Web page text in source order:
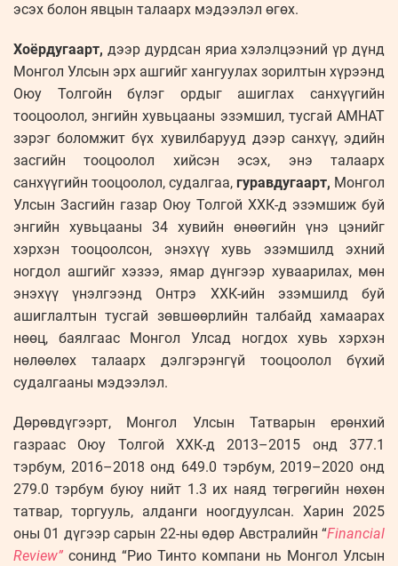
эсэх болон явцын талаарх мэдээлэл өгөх.
Хоёрдугаарт, дээр дурдсан яриа хэлэлцээний үр дүнд
Монгол Улсын эрх ашгийг хангуулах зорилтын хүрээнд
Оюу Толгойн бүлэг ордыг ашиглах санхүүгийн
тооцоолол, энгийн хувьцааны эзэмшил, тусгай АМНАТ
зэрэг боломжит бүх хувилбарууд дээр санхүү, эдийн
засгийн тооцоолол хийсэн эсэх, энэ талаарх
санхүүгийн тооцоолол, судалгаа, гуравдугаарт, Монгол
Улсын Засгийн газар Оюу Толгой ХХК-д эзэмшиж буй
энгийн хувьцааны 34 хувийн өнөөгийн үнэ цэнийг
хэрхэн тооцоолсон, энэхүү хувь эзэмшилд эхний
ногдол ашгийг хэзээ, ямар дүнгээр хуваарилах, мөн
энэхүү үнэлгээнд Онтрэ ХХК-ийн эзэмшилд буй
ашиглалтын тусгай зөвшөөрлийн талбайд хамаарах
нөөц, баялгаас Монгол Улсад ногдох хувь хэрхэн
нөлөөлөх талаарх дэлгэрэнгүй тооцоолол бүхий
судалгааны мэдээлэл.
Дөрөвдүгээрт, Монгол Улсын Татварын ерөнхий
газраас Оюу Толгой ХХК-д 2013–2015 онд 377.1
тэрбум, 2016–2018 онд 649.0 тэрбум, 2019–2020 онд
279.0 тэрбум буюу нийт 1.3 их наяд төгрөгийн нөхөн
татвар, торгууль, алданги ноогдуулсан. Харин 2025
оны 01 дүгээр сарын 22-ны өдөр Австралийн “Financial
Review” сонинд “Рио Тинто компани нь Монгол Улсын